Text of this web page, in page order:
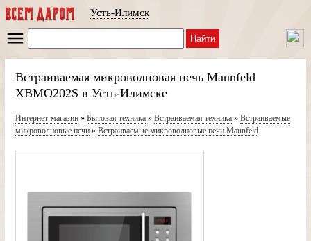
Усть-Илимск
Найти
Встраиваемая микроволновая печь Maunfeld
XBMO202S в Усть-Илимске
Интернет-магазин» Бытовая техника» Встраиваемая техника» Встраиваемые
микроволновые печи» Встраиваемые микроволновые печи Maunfeld